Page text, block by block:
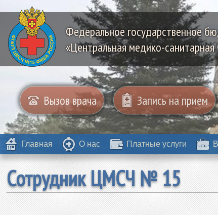
Федеральное государственное
«Центральная медико-
Вызов врача Запись на прием
Главная О нас Платные услуги
Сотрудник ЦМСЧ № 15